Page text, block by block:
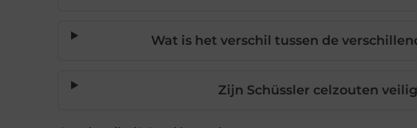
Wat is het verschil tussen de
Zijn Schüssler celzouten